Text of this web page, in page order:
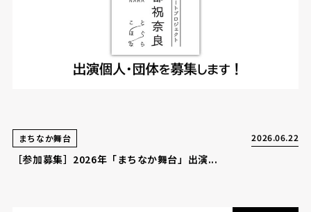
まちなか舞台 2026.06.22
［参加募集］2026年「まちなか舞台」出演...